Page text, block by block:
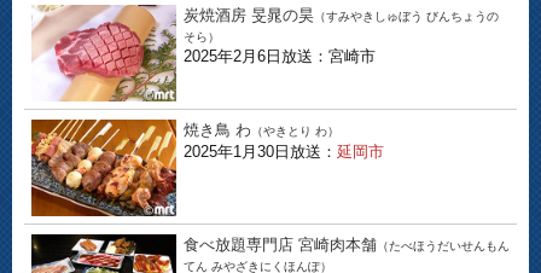
炭焼酒房 旻晁の昊 （すみやきしゅぼう びんちょうの
そら）
2025年2月6日放送：宮崎市
焼き鳥 わ （やきとり わ）
2025年1月30日放送： 延岡市
食べ放題専門店 宮崎肉本舗 （たべほうだいせんもん
てん みやざきにくほんぽ）